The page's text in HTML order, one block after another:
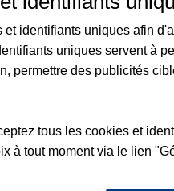
identifiants uniques afin
uniques servent à
permettre des publicités
tous les cookies et
à tout moment via le lien